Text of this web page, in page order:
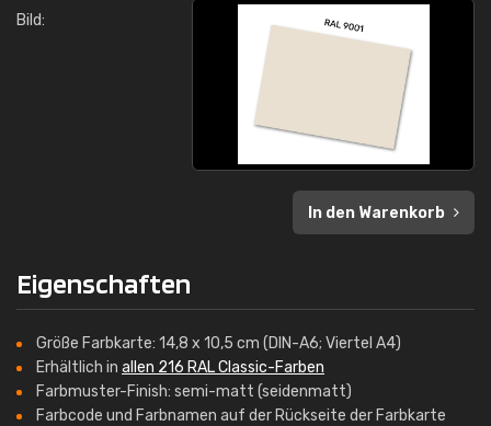
Bild:
In den Warenkorb
Eigenschaften
Größe Farbkarte: 14,8 x 10,5 cm (DIN-A6; Viertel A4)
Erhältlich in allen 216 RAL Classic-Farben
Farbmuster-Finish: semi-matt (seidenmatt)
Farbcode und Farbnamen auf der Rückseite der Farbkarte